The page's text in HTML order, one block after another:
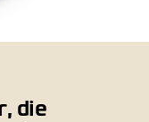
die